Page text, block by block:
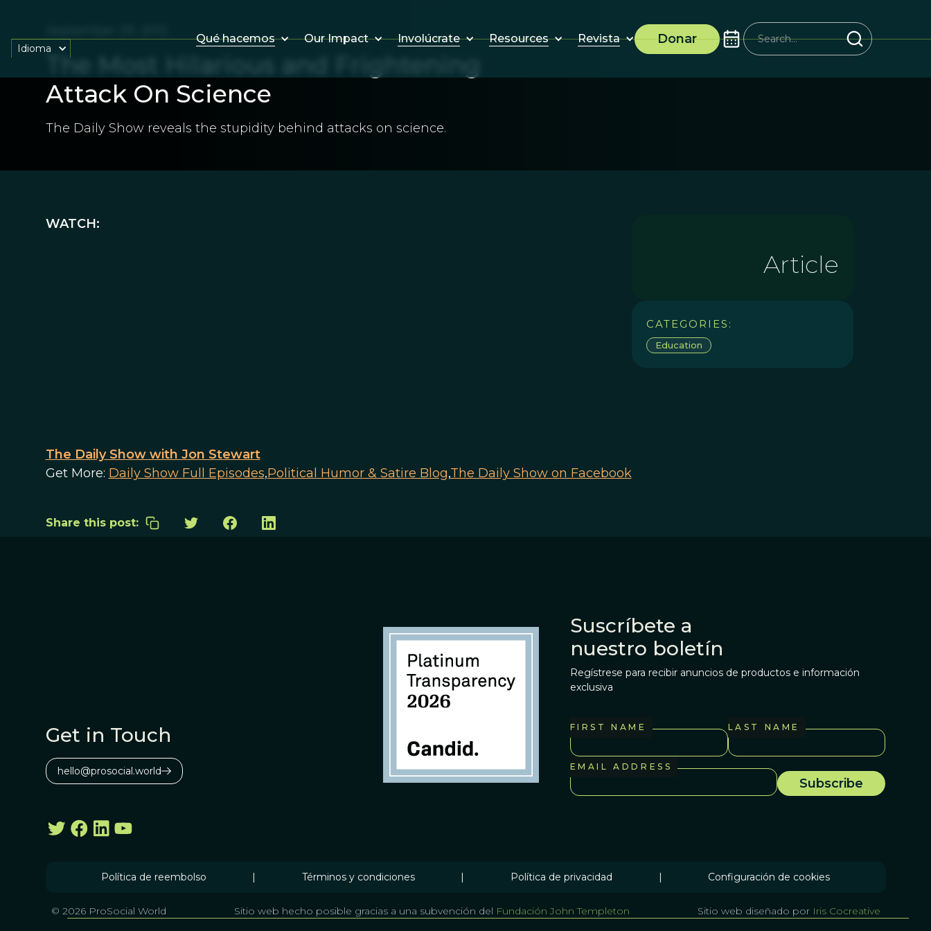
Qué hacemos Our Impact Involúcrate Resources Revista Donar
Idioma
The Most Hilarious and Frightening
Attack On Science
The Daily Show reveals the stupidity behind attacks on science.
WATCH:
The Daily Show with Jon Stewart
Get More: Daily Show Full Episodes,Political Humor & Satire Blog,The Daily Show on Facebook
Article
CATEGORIES:
Education
Share this post:
Get in Touch
hello@prosocial.world
Suscríbete a
nuestro boletín
Regístrese para recibir anuncios de productos e información
exclusiva
FIRST NAME LAST NAME
EMAIL ADDRESS
Política de reembolso | Términos y condiciones | Política de privacidad | Configuración de cookies
© 2026 ProSocial World Sitio web hecho posible gracias a una subvención del Fundación John Templeton Sitio web diseñado por Iris Cocreative